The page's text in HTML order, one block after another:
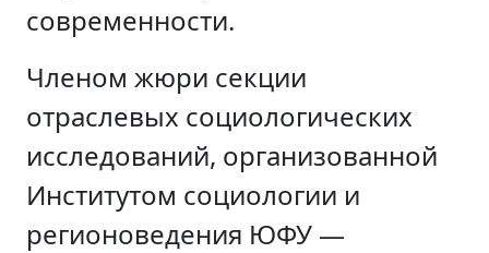
современности.
Членом жюри секции
отраслевых социологических
исследований, организованной
Институтом социологии и
регионоведения ЮФУ —